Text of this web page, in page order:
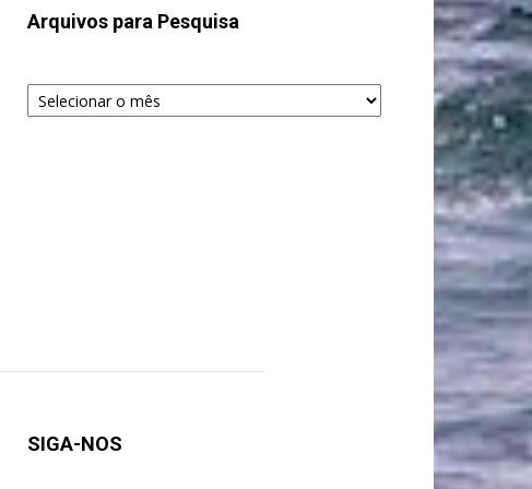
Arquivos para Pesquisa
Arquivos
para
SIGA-NOS